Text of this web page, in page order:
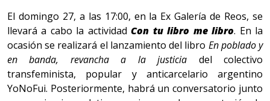
El domingo 27, a las 17:00, en la Ex Galería de Reos, se
llevará a cabo la actividadCon tu libro me libro. En la
ocasión se realizará el lanzamiento del libro En poblado y
en banda, revancha a la justicia del colectivo
transfeminista, popular y anticarcelario argentino
YoNoFui. Posteriormente, habrá un conversatorio junto